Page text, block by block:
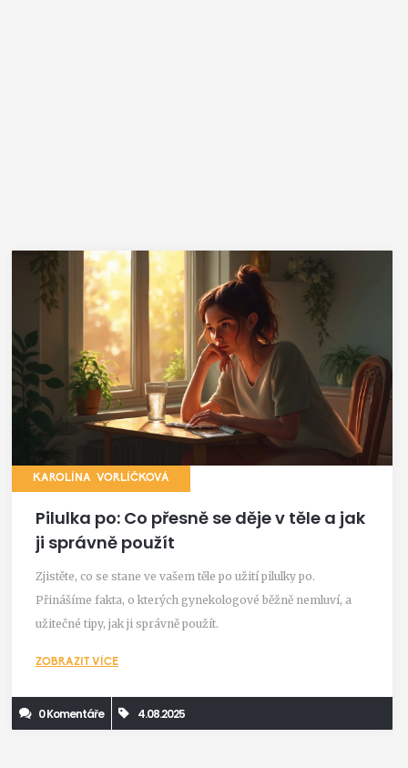
KAROLÍNA VORLÍČKOVÁ
Pilulka po: Co přesně se děje v těle a jak
ji správně použít
Zjistěte, co se stane ve vašem těle po užití pilulky po.
Přinášíme fakta, o kterých gynekologové běžně nemluví, a
užitečné tipy, jak ji správně použít.
ZOBRAZIT VÍCE
0 Komentáře 4.08.2025